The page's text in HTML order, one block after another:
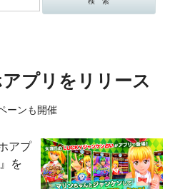
プリをリリース
ーンも開催
アプ
を